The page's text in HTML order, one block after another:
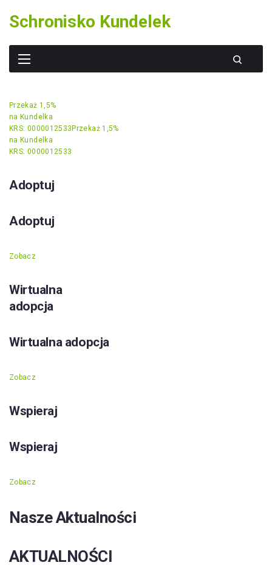
content
Schronisko Kundelek
Przekaż 1,5%
na Kundelka
KRS: 0000012533 Przekaż 1,5%
na Kundelka
KRS: 0000012533
Adoptuj
Adoptuj
Zobacz
Wirtualna
adopcja
Wirtualna adopcja
Zobacz
Wspieraj
Wspieraj
Zobacz
Nasze Aktualności
AKTUALNOŚCI